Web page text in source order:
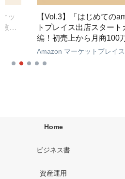
ッ
え
【Vol.3】「はじめての
トプレイス出店スター
編！初売上から月商100
Amazon マーケットプレイス
Home
ビジネス書
資産運用